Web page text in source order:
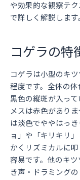
や効果的な観察テ
で詳しく解説します。
コゲラの特
コゲラは小型のキ
程度です。全体の
黒色の縦斑が入って
メスは赤色があり
は淡色でややはっ
ョ」や「キリキリ
かくリズミカルに
容易です。他のキ
き声・ドラミング